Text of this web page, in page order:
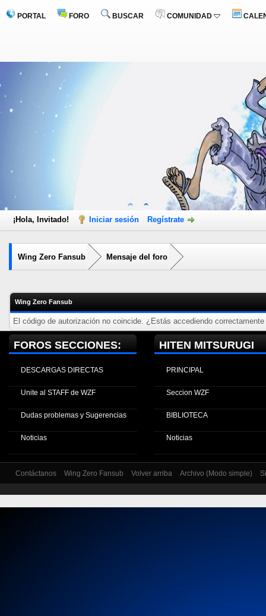
PORTAL FORO BUSCAR COMUNIDAD
¡Hola, Invitado! Iniciar sesión Regístrate
Wing Zero Fansub Mensaje del foro
Wing Zero Fansub
El código de autorización no coincide. ¿Estás accediendo
FOROS SECCIONES:
DESCARGAS DIRECTAS
Unite al STAFF de WZF
Dudas problemas y Sugerencias
Noticias
HITEN MITSURUGI
PRINCIPAL
Seccion WZF
BIBLIOTECA
Noticias
Contáctanos Wing Zero Fansub Volver arriba Archivo (Modo simple)